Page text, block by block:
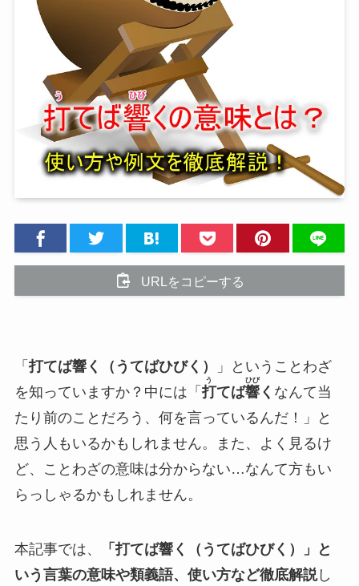
URLをコピーする
「打てば響く（うてばひびく）
」ということわざ
を知っていますか？中には「打
う
てば響
ひび
く なんて当
たり前のことだろう、何を言っているんだ！」と
思う人もいるかもしれません。また、よく見るけ
ど、ことわざの意味は分からない…なんて方もい
らっしゃるかもしれません。
本記事では、 「打てば響く（うてばひびく）
」と
いう言葉の意味や類義語、使い方など徹底解説し